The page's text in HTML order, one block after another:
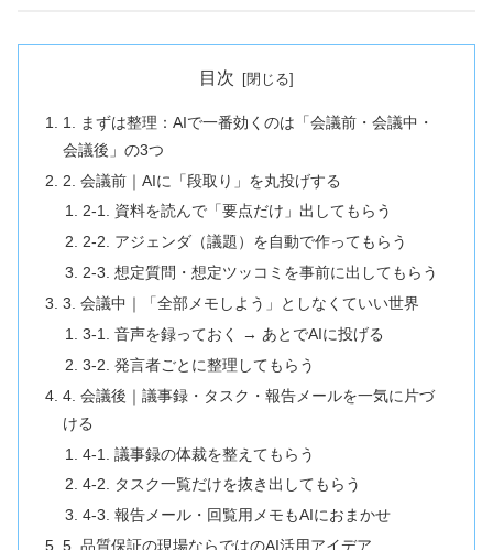
目次
1. まずは整理：AIで一番効くのは「会議前・会議中・
会議後」の3つ
2. 会議前｜AIに「段取り」を丸投げする
2-1. 資料を読んで「要点だけ」出してもらう
2-2. アジェンダ（議題）を自動で作ってもらう
2-3. 想定質問・想定ツッコミを事前に出してもらう
3. 会議中｜「全部メモしよう」としなくていい世界
3-1. 音声を録っておく → あとでAIに投げる
3-2. 発言者ごとに整理してもらう
4. 会議後｜議事録・タスク・報告メールを一気に片づ
ける
4-1. 議事録の体裁を整えてもらう
4-2. タスク一覧だけを抜き出してもらう
4-3. 報告メール・回覧用メモもAIにおまかせ
5. 品質保証の現場ならではのAI活用アイデア